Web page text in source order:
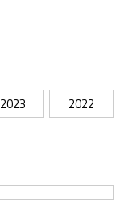
2023 2022